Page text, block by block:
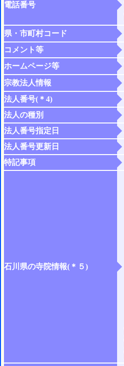
電話番号
県・市町村コード
コメント等
ホームページ等
宗教法人情報
法人番号(＊4)
法人の種別
法人番号指定日
法人番号更新日
特記事項
石川県の寺院情報(＊５)